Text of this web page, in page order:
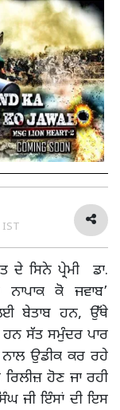
IST
ਦੇ ਸਿਨੇ ਪ੍ਰੇਮੀ ਡਾ.
ਕੋ ਜਵਾਬ’
ਬੇਤਾਬ ਹਨ, ਉੱਥੇ
ਸੱਤ ਸਮੁੰਦਰ ਪਾਰ
ਨਾਲ ਉਡੀਕ ਕਰ ਰਹੇ
ਹੋਣ ਜਾ ਰਹੀ
ਜੀ ਇੰਸਾਂ ਦੀ ਇਸ